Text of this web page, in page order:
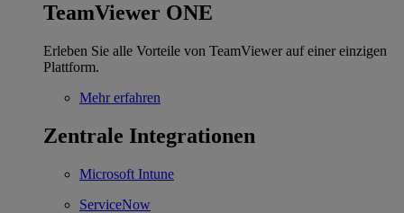
TeamViewer ONE
Erleben Sie alle Vorteile von TeamViewer auf einer einzigen
Plattform.
Mehr erfahren
Zentrale Integrationen
Microsoft Intune
ServiceNow